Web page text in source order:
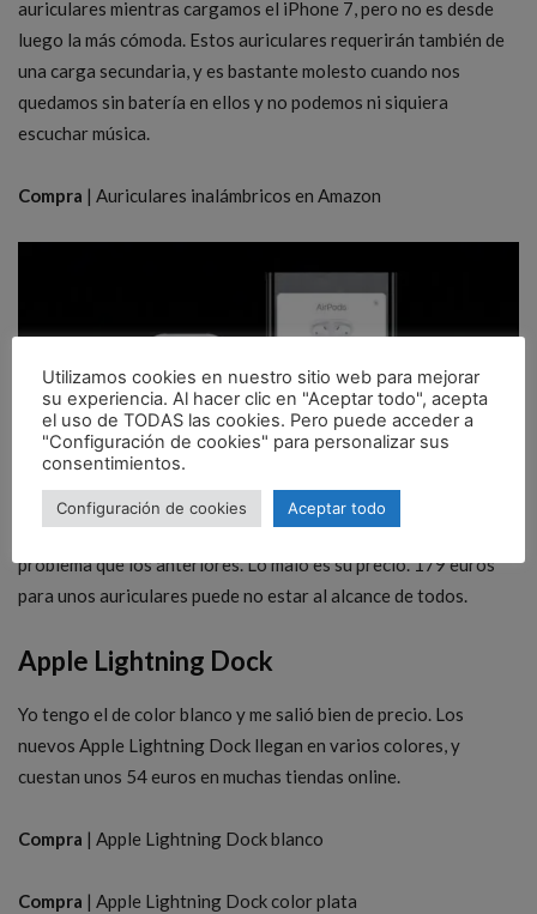
auriculares mientras cargamos el iPhone 7, pero no es desde
luego la más cómoda. Estos auriculares requerirán también de
una carga secundaria, y es bastante molesto cuando nos
quedamos sin batería en ellos y no podemos ni siquiera
escuchar música.
Compra | Auriculares inalámbricos en Amazon
Los AirPods son una buena alternativa, con el mismo
problema que los anteriores. Lo malo es su precio. 179 euros
para unos auriculares puede no estar al alcance de todos.
Apple Lightning Dock
Yo tengo el de color blanco y me salió bien de precio. Los
nuevos Apple Lightning Dock llegan en varios colores, y
cuestan unos 54 euros en muchas tiendas online.
Compra | Apple Lightning Dock blanco
Compra | Apple Lightning Dock color plata
Utilizamos cookies en nuestro sitio web para mejorar
su experiencia. Al hacer clic en "Aceptar todo", acepta
el uso de TODAS las cookies. Pero puede acceder a
"Configuración de cookies" para personalizar sus
consentimientos.
Configuración de cookies Aceptar todo